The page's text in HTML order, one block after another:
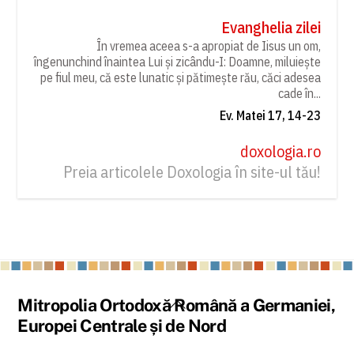
Evanghelia zilei
În vremea aceea s-a apropiat de Iisus un om,
îngenunchind înaintea Lui și zicându-I: Doamne, miluiește
pe fiul meu, că este lunatic și pătimește rău, căci adesea
cade în...
Ev. Matei 17, 14-23
doxologia.ro
Preia articolele Doxologia în site-ul tău!
Back
To
Mitropolia Ortodoxă Română a Germaniei,
Europei Centrale și de Nord